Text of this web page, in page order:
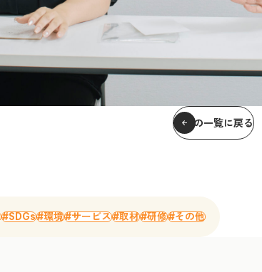
記事の一覧に戻る
#SDGs#環境#サービス#取材#研修#その他